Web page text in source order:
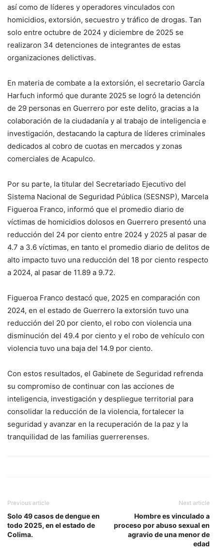
así como de líderes y operadores vinculados con
homicidios, extorsión, secuestro y tráfico de drogas. Tan
solo entre octubre de 2024 y diciembre de 2025 se
realizaron 34 detenciones de integrantes de estas
organizaciones delictivas.
En materia de combate a la extorsión, el secretario García
Harfuch informó que durante 2025 se logró la detención
de 29 personas en Guerrero por este delito, gracias a la
colaboración de la ciudadanía y al trabajo de inteligencia e
investigación, destacando la captura de líderes criminales
dedicados al cobro de cuotas en mercados y zonas
comerciales de Acapulco.
Por su parte, la titular del Secretariado Ejecutivo del
Sistema Nacional de Seguridad Pública (SESNSP), Marcela
Figueroa Franco, informó que el promedio diario de
víctimas de homicidios dolosos en Guerrero presentó una
reducción del 24 por ciento entre 2024 y 2025 al pasar de
4.7 a 3.6 víctimas, en tanto el promedio diario de delitos de
alto impacto tuvo una reducción del 18 por ciento respecto
a 2024, al pasar de 11.89 a 9.72.
Figueroa Franco destacó que, 2025 en comparación con
2024, en el estado de Guerrero la extorsión tuvo una
reducción del 20 por ciento, el robo con violencia una
disminución del 49.4 por ciento y el robo de vehículo con
violencia tuvo una baja del 14.9 por ciento.
Con estos resultados, el Gabinete de Seguridad refrenda
su compromiso de continuar con las acciones de
inteligencia, investigación y despliegue territorial para
consolidar la reducción de la violencia, fortalecer la
seguridad y avanzar en la recuperación de la paz y la
tranquilidad de las familias guerrerenses.
Previous article
Solo 49 casos de dengue en
todo 2025, en el estado de
Colima.
Next article
Hombre es vinculado a
proceso por abuso sexual en
agravio de una menor de
edad